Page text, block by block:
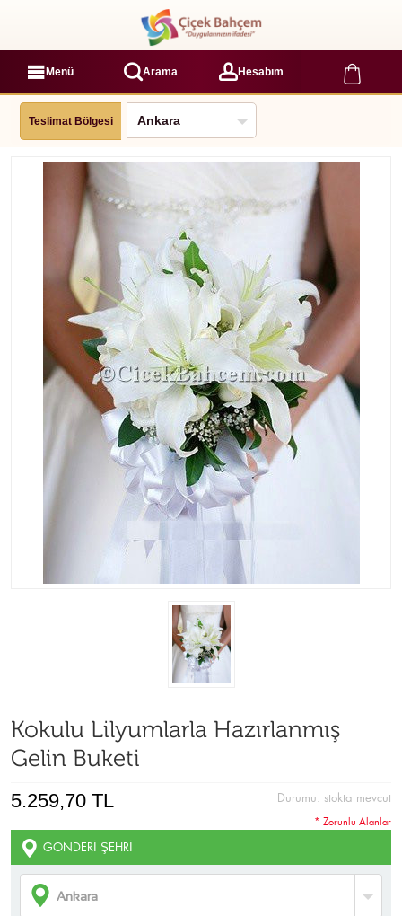
Menü Arama Hesabım
Teslimat Bölgesi
Kokulu Lilyumlarla Hazırlanmış
Gelin Buketi
Durumu: stokta mevcut
5.259,70 TL
GÖNDERI ŞEHRI
* Zorunlu Alanlar